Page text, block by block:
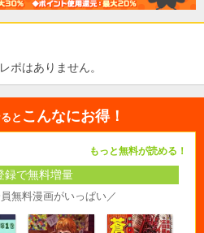
ポはありません。
と こんなにお得！
もっと無料が読める！
録で無料増量
無料漫画がいっぱい／